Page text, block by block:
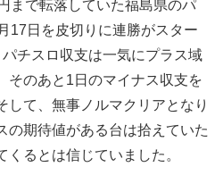
まで転落していた福島県のパ
17日を皮切りに連勝がスター
チスロ収支は一気にプラス域
そのあと1日のマイナス収支を
して、無事ノルマクリアとなり
の期待値がある台は拾えていた
るとは信じていました。